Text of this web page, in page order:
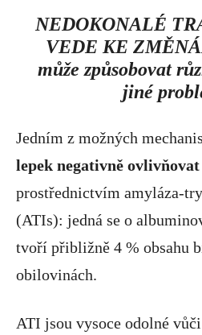
NEDOKONALÉ
VEDE KE
může způsobovat
jiné
Jedním z možných
lepek negativně
prostřednictvím amyláza-
(ATIs): jedná se o
tvoří přibližně 4 % obsahu
obilovinách.
ATI jsou vysoce odolné